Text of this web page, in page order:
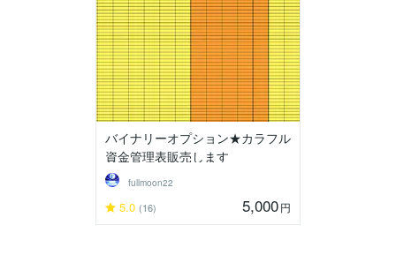
バイナリーオプション★カラフル
資金管理表販売します
fullmoon22
5.0 (16) 5,000円